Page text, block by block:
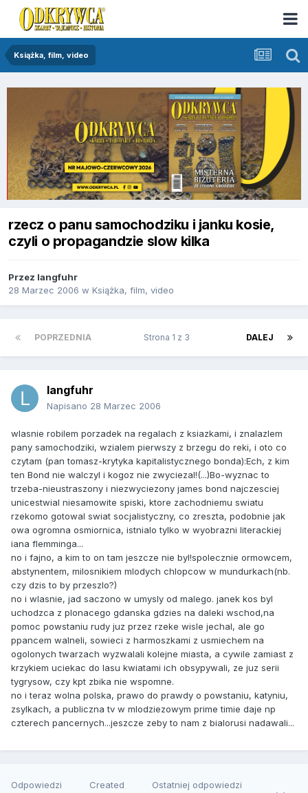
Książka, film, video
rzecz o panu samochodziku i janku kosie,
czyli o propagandzie slow kilka
Przez langfuhr
28 Marzec 2006 w Książka, film, video
POPRZEDNIA DALEJ
Strona 1 z 3
langfuhr
Napisano 28 Marzec 2006
wlasnie robilem porzadek na regalach z ksiazkami, i znalazlem
pany samochodziki, wzialem pierwszy z brzegu do reki, i oto co
czytam (pan tomasz-krytyka kapitalistycznego bonda):Ech, z kim
ten Bond nie walczyl i kogoz nie zwyciezal!(...)Bo-wyznac to
trzeba-nieustraszony i niezwyciezony james bond najczesciej
unicestwial niesamowite spiski, ktore zachodniemu swiatu
rzekomo gotowal swiat socjalistyczny, co zreszta, podobnie jak
owa ogromna osmiornica, istnialo tylko w wyobrazni literackiej
iana flemminga...
no i fajno, a kim to on tam jeszcze nie byl!spolecznie ormowcem,
abstynentem, milosnikiem mlodych chlopcow w mundurkach(nb.
czy dzis to by przeszlo?)
no i wlasnie, jad saczono w umysly od malego. janek kos byl
uchodzca z plonacego gdanska gdzies na daleki wschod,na
pomoc powstaniu rudy juz przez rzeke wisle jechal, ale go
ppancem walneli, sowieci z harmoszkami z usmiechem na
ogolonych twarzach wyzwalali kolejne miasta, a cywile zamiast z
krzykiem uciekac do lasu kwiatami ich obsypywali, ze juz serii
tygrysow, czy kpt zbika nie wspomne.
no i teraz wolna polska, prawo do prawdy o powstaniu, katyniu,
zsylkach, a publiczna tv w mlodziezowym prime timie daje np
czterech pancernych...jeszcze zeby to nam z bialorusi nadawali...
Odpowiedzi Created Ostatniej odpowiedzi